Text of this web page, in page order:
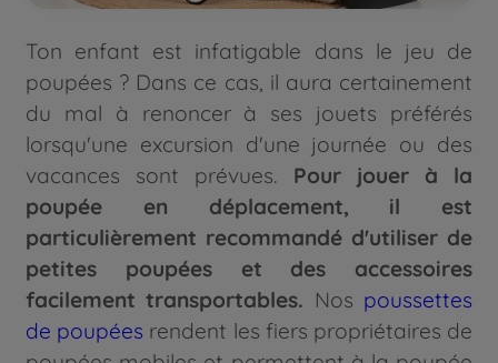
Ton enfant est infatigable dans le jeu de
poupées ? Dans ce cas, il aura certainement
du mal à renoncer à ses jouets préférés
lorsqu'une excursion d'une journée ou des
vacances sont prévues. Pour jouer à la
poupée en déplacement, il est
particulièrement recommandé d'utiliser de
petites poupées et des accessoires
facilement transportables. Nos poussettes
de poupées rendent les fiers propriétaires de